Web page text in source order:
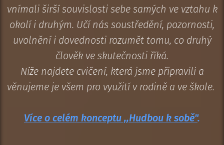
vnímali širší souvislosti sebe samých ve vztahu k
okolí i druhým. Učí nás soustředění, pozornosti,
uvolnění i dovednosti rozumět tomu, co druhý
člověk ve skutečnosti říká.
Níže najdete cvičení, která jsme připravili a
věnujeme je všem pro využití v rodině a ve škole.
Více o celém konceptu ,,Hudbou k sobě".